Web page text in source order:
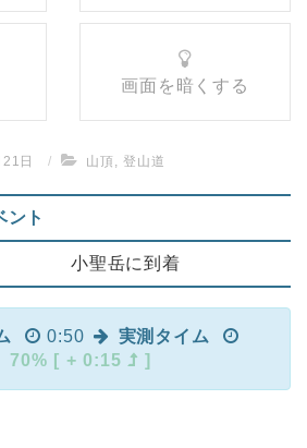
画面を暗くする
日 / 山頂 ,登山道
ント
小聖岳に到着
0:50
実測タイム
70% [ + 0:15 ]